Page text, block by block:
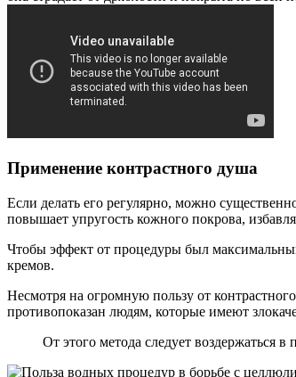
Применение контрастного душа
Если делать его регулярно, можно
повышает упругость кожного покрова,
Чтобы эффект от процедуры был
кремов.
Несмотря на огромную пользу от
противопоказан людям, которые имеют
От этого метода следует воздержаться